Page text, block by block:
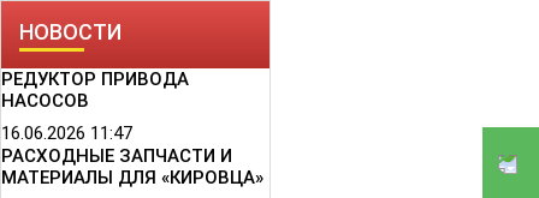
НОВОСТИ
РЕДУКТОР ПРИВОДА
НАСОСОВ
16.06.2026 11:47
РАСХОДНЫЕ ЗАПЧАСТИ И
МАТЕРИАЛЫ ДЛЯ «КИРОВЦА»